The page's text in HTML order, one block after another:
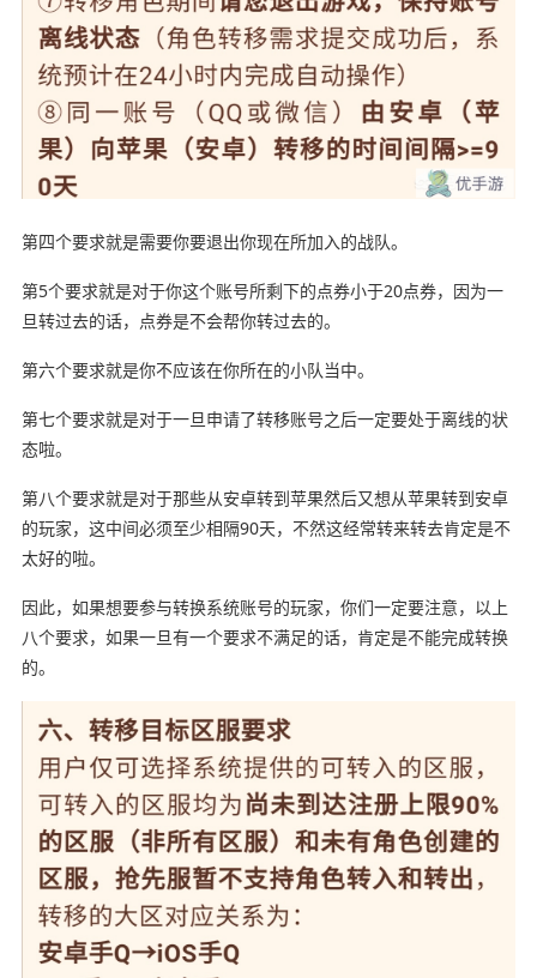
第四个要求就是需要你要退出你现在所加入的战队。
第5个要求就是对于你这个账号所剩下的点券小于20点券，因为一
旦转过去的话，点券是不会帮你转过去的。
第六个要求就是你不应该在你所在的小队当中。
第七个要求就是对于一旦申请了转移账号之后一定要处于离线的状
态啦。
第八个要求就是对于那些从安卓转到苹果然后又想从苹果转到安卓
的玩家，这中间必须至少相隔90天，不然这经常转来转去肯定是不
太好的啦。
因此，如果想要参与转换系统账号的玩家，你们一定要注意，以上
八个要求，如果一旦有一个要求不满足的话，肯定是不能完成转换
的。